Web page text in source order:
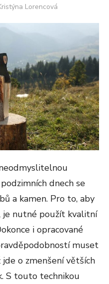
Lorencová
dnech se
a kamen. Pro to, aby
je nutné použít kvalitní
i opracované
muset
o zmenšení větších
S touto technikou